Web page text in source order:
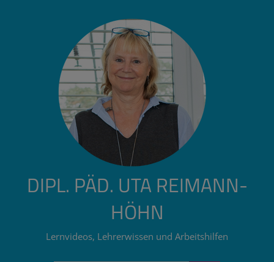
DIPL. PÄD. UTA REIMANN-
HÖHN
Lernvideos, Lehrerwissen und Arbeitshilfen